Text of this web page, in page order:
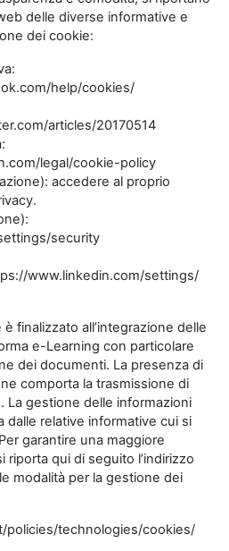
delle diverse informative e
dei cookie:
help/cookies/
articles/20170514
legal/cookie-policy
accedere al proprio
security
www.linkedin.com/settings/
finalizzato all’integrazione delle
e-Learning con particolare
dei documenti. La presenza di
comporta la trasmissione di
La gestione delle informazioni
dalle relative informative cui si
garantire una maggiore
riporta qui di seguito l’indirizzo
modalità per la gestione dei
policies/technologies/cookies/